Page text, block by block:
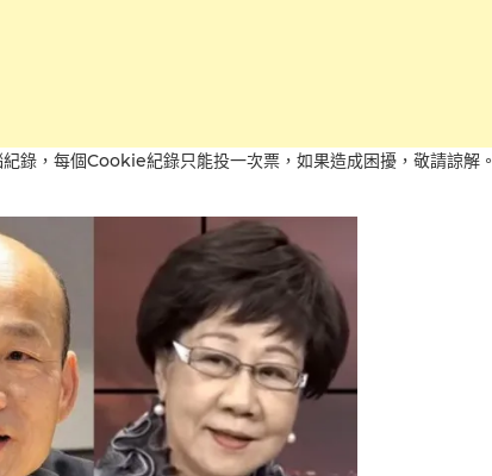
錄，每個Cookie紀錄只能投一次票，如果造成困擾，敬請諒解。